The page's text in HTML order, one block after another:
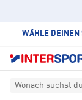
WÄHLE DEINEN
Wonach suchst